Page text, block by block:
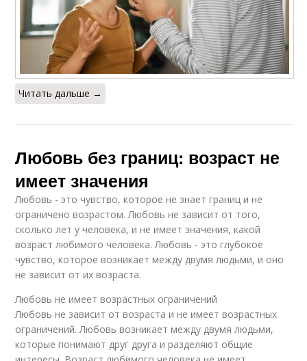
Читать дальше →
Любовь без границ: возраст не
имеет значения
Любовь - это чувство, которое не знает границ и не
ограничено возрастом. Любовь не зависит от того,
сколько лет у человека, и не имеет значения, какой
возраст любимого человека. Любовь - это глубокое
чувство, которое возникает между двумя людьми, и оно
не зависит от их возраста.
Любовь не имеет возрастных ограничений
Любовь не зависит от возраста и не имеет возрастных
ограничений. Любовь возникает между двумя людьми,
которые понимают друг друга и разделяют общие